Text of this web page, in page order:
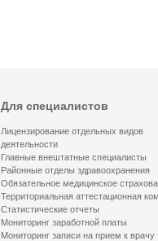
Для специалистов
Лицензирование отдельных видов
деятельности
Главные внештатные специалисты
Районные отделы здравоохранения
Обязательное медицинское
Территориальная аттестационная
Статистические отчеты
Мониторинг заработной платы
Мониторинг записи на прием к врачу